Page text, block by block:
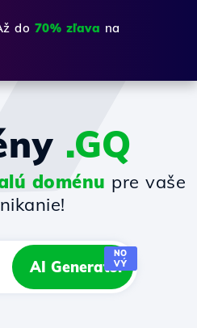
do 70% zľava na
.GQ
doménu pre vaše
AI Generator
NO
VÝ